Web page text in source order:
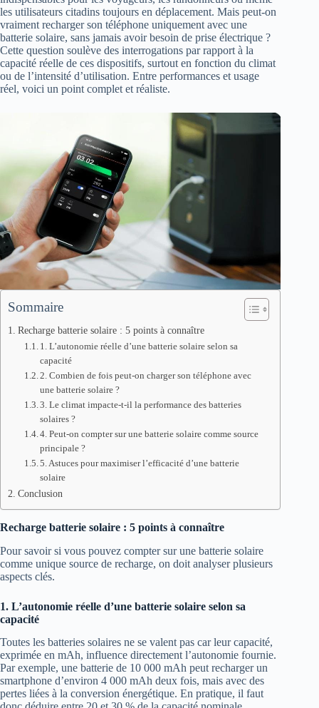
les utilisateurs citadins toujours en déplacement. Mais peut-on
vraiment recharger son téléphone uniquement avec une
batterie solaire, sans jamais avoir besoin de prise électrique ?
Cette question soulève des interrogations par rapport à la
capacité réelle de ces dispositifs, surtout en fonction du climat
ou de l’intensité d’utilisation. Entre performances et usage
réel, voici un point complet et réaliste.
Sommaire
Recharge batterie solaire : 5 points à connaître
1. L’autonomie réelle d’une batterie solaire selon sa
capacité
2. Combien de fois peut-on charger son téléphone avec
une batterie solaire ?
3. Le climat impacte-t-il la performance des batteries
solaires ?
4. Peut-on compter sur une batterie solaire comme source
principale ?
5. Astuces pour maximiser l’efficacité d’une batterie
solaire
Conclusion
Recharge batterie solaire : 5 points à connaître
Pour savoir si vous pouvez compter sur une batterie solaire
comme unique source de recharge, on doit analyser plusieurs
aspects clés.
1. L’autonomie réelle d’une batterie solaire selon sa
capacité
Toutes les batteries solaires ne se valent pas car leur capacité,
exprimée en mAh, influence directement l’autonomie fournie.
Par exemple, une batterie de 10 000 mAh peut recharger un
smartphone d’environ 4 000 mAh deux fois, mais avec des
pertes liées à la conversion énergétique. En pratique, il faut